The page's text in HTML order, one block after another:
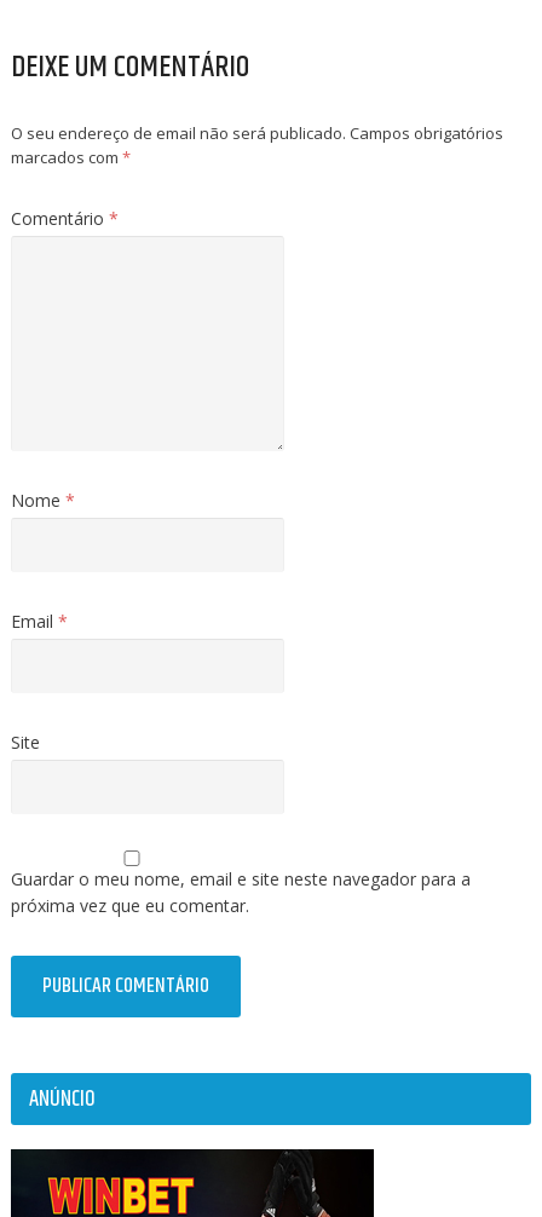
DEIXE UM COMENTÁRIO
O seu endereço de email não será publicado. Campos obrigatórios
marcados com *
Comentário *
Nome *
Email *
Site
Guardar o meu nome, email e site neste navegador para a
próxima vez que eu comentar.
ANÚNCIO